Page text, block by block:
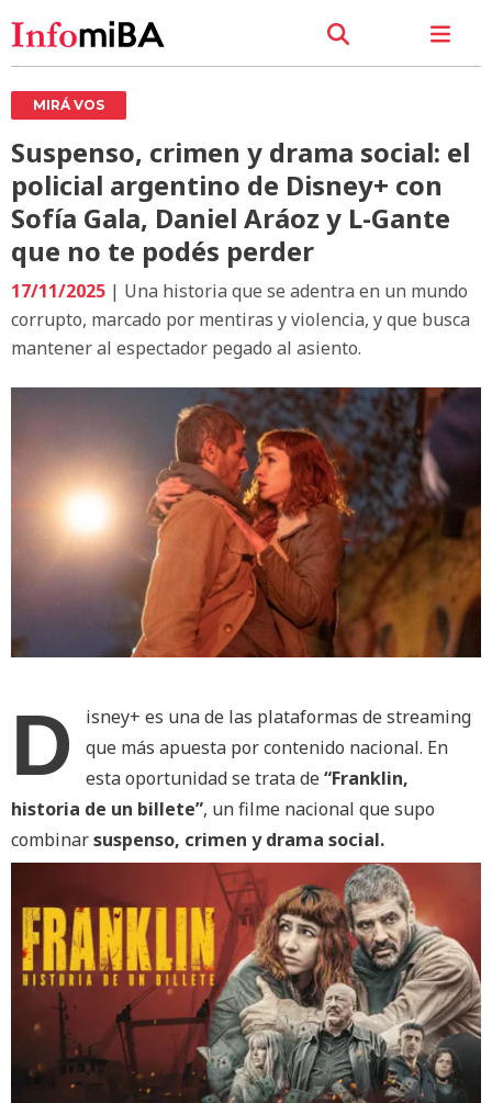
MIRÁ VOS
Suspenso, crimen y drama social: el
policial argentino de Disney+ con
Sofía Gala, Daniel Aráoz y L-Gante
que no te podés perder
17/11/2025 | Una historia que se adentra en un mundo
corrupto, marcado por mentiras y violencia, y que busca
mantener al espectador pegado al asiento.
D
isney+ es una de las plataformas de streaming
que más apuesta por contenido nacional. En
esta oportunidad se trata de“Franklin,
historia de un billete”, un filme nacional que supo
combinarsuspenso, crimen y drama social.